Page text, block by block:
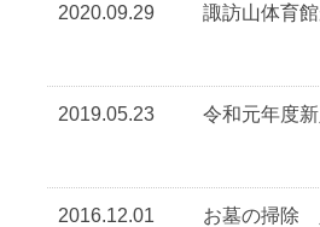
2020.09.29 諏訪山体育
2019.05.23 令和元年度
2016.12.01 お墓の掃除